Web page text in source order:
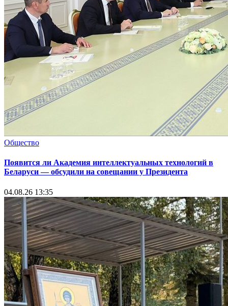
Общество
Появится ли Академия интеллектуальных технологий в
Беларуси — обсудили на совещании у Президента
04.08.26 13:35